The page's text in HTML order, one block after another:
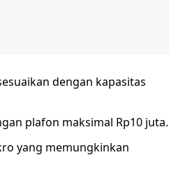
dengan kapasitas
plafon maksimal Rp10 juta.
yang memungkinkan